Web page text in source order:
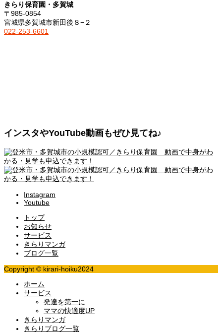
きらり保育園・多賀城
〒985-0854
宮城県多賀城市新田後８−２
022-253-6601
インスタやYouTube動画もぜひ見てね♪
Instagram
Youtube
トップ
お知らせ
サービス
きらりマンガ
ブログ一覧
Copyright © kirari-hoiku2024
ホーム
サービス
発達を第一に
ママの快適度UP
きらりマンガ
きらりブログ一覧